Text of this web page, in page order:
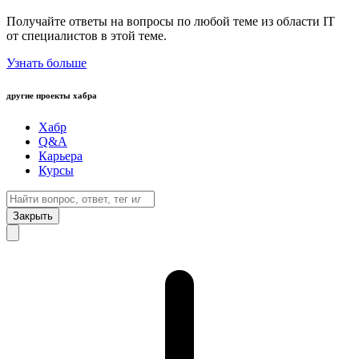
Получайте ответы на вопросы по любой теме из области IT
от специалистов в этой теме.
Узнать больше
другие проекты хабра
Хабр
Q&A
Карьера
Курсы
Закрыть